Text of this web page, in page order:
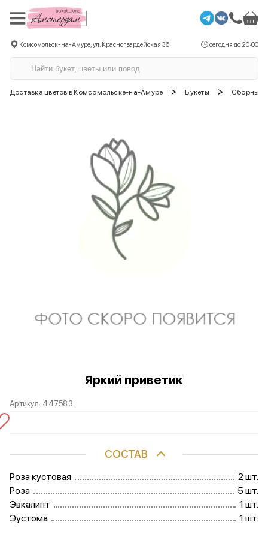
Комсомольск-на-Амуре, ул. Красногвардейская 36 сегодня до 20:00
Доставка цветов в Комсомольске-на-Амуре > Букеты > Сборные
Яркий приветик
Артикул: 447583
СОСТАВ
Роза кустовая
2 шт.
Роза
5 шт.
Эвкалипт
1 шт.
Эустома
1 шт.